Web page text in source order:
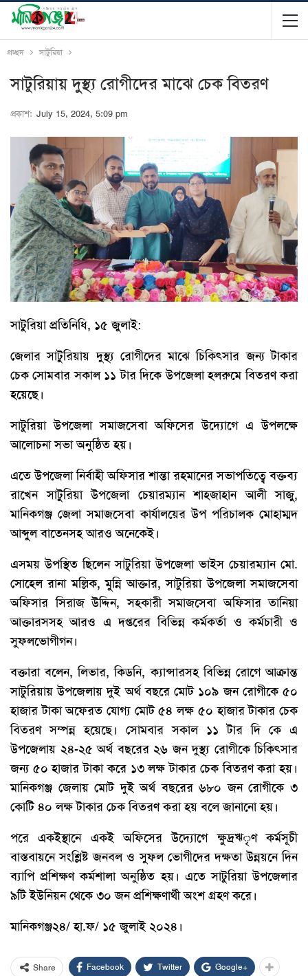
প্রচ্ছদ সাটুরিয়া
সাটুরিয়ায় দুস্থ্য রোগীদের মাঝে চেক বিতরণ
প্রকাশ: July 15, 2024, 5:09 pm
সাটুরিয়া প্রতিনিধি, ১৫ জুলাই:
জেলার সাটুরিয়ায় দুস্থ্য রোগীদের মাঝে চিকিৎসার জন্য টাকার
চেক সোমবার সকাল ১১ টার দিকে উপজেলা হলরুমে বিতরণ করা
হয়েছে।
সাটুরিয়া উপজেলা সমাজসেবা অফিসের উদ্যোগে এ উপলক্ষে
আলোচনা সভা অনুষ্ঠিত হয়।
এতে উপজেলা নির্বাহী অফিসার শান্তা রহমানের সভাপতিত্বে বক্তব্য
রাখেন সাটুরিয়া উপজেলা চেয়ারম্যান শাহজাহান আলী সাজু,
মানিকগঞ্জ জেলা সমাজসেবা কার্যালয়ের উপ পরিচালক মোহাম্মদ
আব্দুল বাতেনসহ আরও অনেকেই।
এসময় উপস্থিত ছিলেন সাটুরিয়া উপজেলা ভাইস চেয়ারম্যান মো.
সোহেল রানা মল্লিক, মুন্নি আক্তার, সাটুরিয়া উপজেলা সমাজসেবা
অফিসার সিরাজ উদ্দিন, সহকারী সমাজসেবা অফিসার তানিয়া
আক্তারসসহ আরও এ দপ্তরের বিভিন্ন কর্মকর্তা ও কর্মচারী ও
সুফলভোগীগন।
বক্তারা বলেন, লিভার, কিডনি, ক্যান্সারসহ বিভিন্ন রোগে আক্রান্ত
সাটুরিয়ায় উপজেলায় দুই অর্থ বছরে মোট ১০৯ জন রোগীকে ৫০
হাজার টাকা অফেরত যোগ্য মোট ৫৪ লক্ষ ৫০ হাজার টাকার চেক
বিতরণ সম্পন্ন হয়েছে। সোমবার সকাল ১১ টার দি কে এ
উপজেলায় ২৪-২৫ অর্থ বছরের ২৬ জন দুস্থ্য রোগীকে চিকিৎসার
জন্য ৫০ হাজার টাকা করে ১৩ লক্ষ টাকার চেক বিতরণ করা হয়।
মানিকগঞ্জ জেলায় মোট দুই অর্থ বছরের ৬৮০ জন রোগীকে ৩
কোটি ৪০ লক্ষ টাকার চেক বিতরণ করা হয় বলে জানানো হয়।
পরে একইস্থানে একই অফিসের উদ্যোগে ক্ষুদ্রঋৃণ কর্মসূচী
বাস্তবায়নে সংশ্লিষ্ট জনবল ও সুফল ভোগীদের দক্ষতা উন্নয়নে দিন
ব্যাপি প্রশিক্ষণ কর্মশালা অনুষ্ঠিত হয়। এতে সাটুরিয়া উপজেলার
৯টি ইউনিয়ন থেকে ৩০ জন প্রশিক্ষণার্থী অংশ গ্রহণ করে।
মানিকগঞ্জ২৪/ হা.ফ/ ১৫ জুলাই ২০২৪।
Share Facebook Twitter Google+